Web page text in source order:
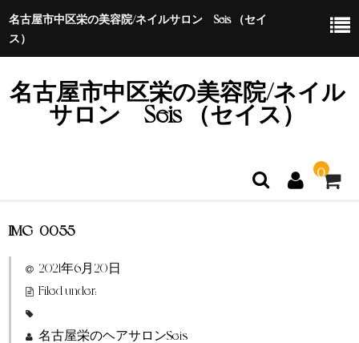
名古屋市中区栄の美容院/ネイルサロン Seis （セイ
ス）
名古屋市中区栄の美容院/ネイル
サロン Seis （セイス）
0
ホーム
特定商取引法に基づく表示
IMG_0055
2021年6月20日
Filed under:
名古屋栄のヘアサロンSeis